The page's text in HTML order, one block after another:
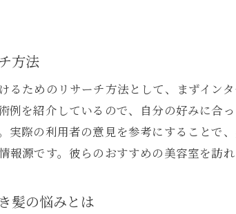
短時間で仕上がるスタ
仕事帰りに寄れる美容
通いやすさを重視した
方法
るためのリサーチ方法として、まずイン
例を紹介しているので、自分の好みに
実際の利用者の意見を参考にすることで
報源です。彼らのおすすめの美容室を訪
髪の悩みとは